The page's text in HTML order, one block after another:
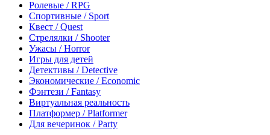
Ролевые / RPG
Спортивные / Sport
Квест / Quest
Стрелялки / Shooter
Ужасы / Horror
Игры для детей
Детективы / Detective
Экономические / Economic
Фэнтези / Fantasy
Виртуальная реальность
Платформер / Platformer
Для вечеринок / Party